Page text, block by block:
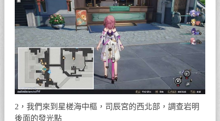
2，我們來到星槎海中樞，司辰宮的西北部，調查岩明
後面的發光點